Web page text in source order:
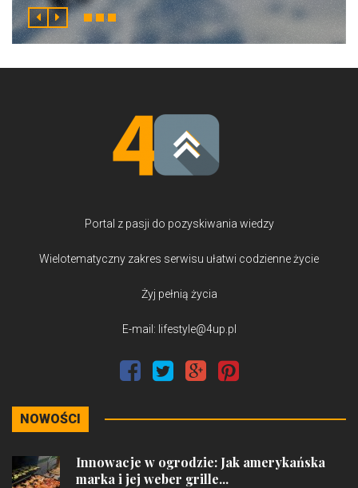
Portal z pasji do pozyskiwania wiedzy
Wielotematyczny zakres serwisu ułatwi codzienne życie
Żyj pełnią życia
E-mail: lifestyle@4up.pl
NOWOŚCI
Innowacje w ogrodzie: Jak amerykańska
marka i jej weber grille...